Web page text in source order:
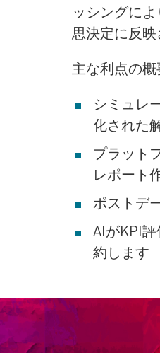
ッシングに
思決定に反映
主な利点の概
シミュレ
化された
プラット
レポート
ポストデ
AIがKPI
約します